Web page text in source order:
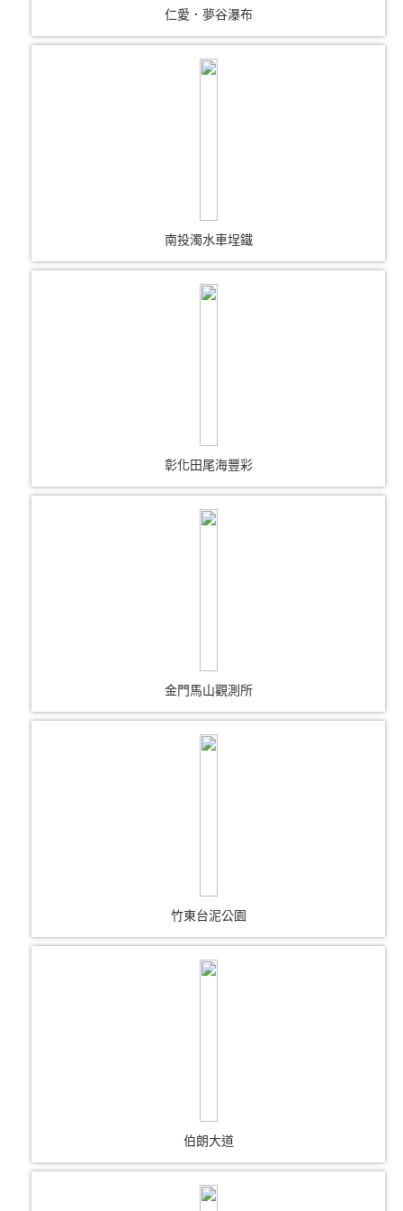
仁愛．夢谷瀑布
南投濁水車埕鐵
彰化田尾海豐彩
金門馬山觀測所
竹東台泥公園
伯朗大道